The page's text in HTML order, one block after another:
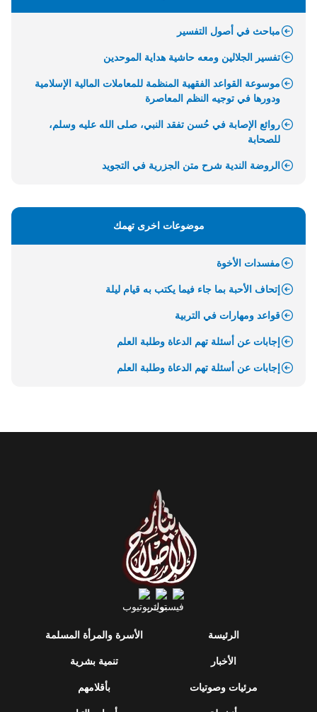
مباحث في أصول التفسير
تفسير الجلالين ومعه حاشية هداية الموحدين
موسوعة القواعد الفقهية المنظمة للمعاملات المالية الإسلامية
ودورها في توجيه النظم المعاصرة
روائع الإصابة في حُسن تفقد النبي، صلى الله عليه وسلم،
للصحابة
الروضة الندية شرح متن الجزرية في التجويد
موضوعات اخرى تهمك
مفسدات الأخوة
إتحاف الأحبة بما جاء فيما يكتب به قيام ليلة
قواعد ومهارات في التربية
إجابات عن أسئلة تهم الدعاة وطلبة العلم
إجابات عن أسئلة تهم الدعاة وطلبة العلم
الرئيسة
الأخبار
مرئيات وصوتيات
الأسرة والمرأة المسلمة
تنمية بشرية
بأقلامهم